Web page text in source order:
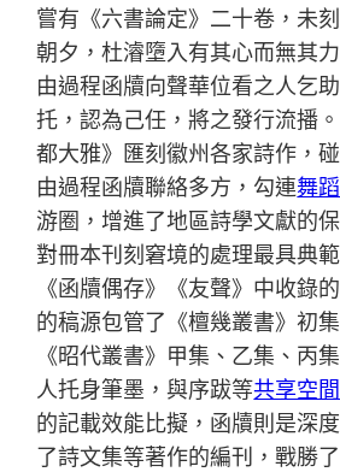
嘗有《六書論定》二十卷，未
朝夕，杜濬墮入有其心而無其
由過程函牘向聲華位看之人乞
托，認為己任，將之發行流播
都大雅》匯刻徽州各家詩作，
由過程函牘聯絡多方，勾連舞
游圈，增進了地區詩學文獻的
對冊本刊刻窘境的處理最具典
《函牘偶存》《友聲》中收錄
的稿源包管了《檀幾叢書》初
《昭代叢書》甲集、乙集、丙
人托身筆墨，與序跋等共享空間
的記載效能比擬，函牘則是深
了詩文集等著作的編刊，戰勝